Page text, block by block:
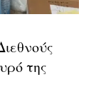
της